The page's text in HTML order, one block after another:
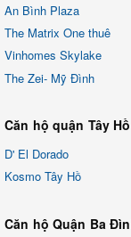
An Bình Plaza
The Matrix One thuê
Vinhomes Skylake
The Zei- Mỹ Đình
Căn hộ quận Tây Hồ
D' El Dorado
Kosmo Tây Hồ
Căn hộ Quận Ba